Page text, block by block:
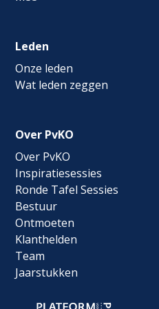
Leden
Onze leden
Wat leden zeggen
Over PvKO
Over PvKO
Inspiratiesessies
Ronde Tafel Sessies
Bestuur
Ontmoeten
Klanthelden
Team
Jaarstukken